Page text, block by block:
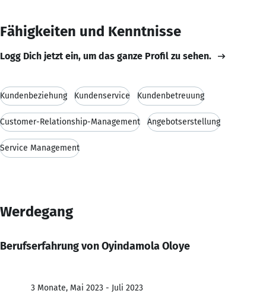
Fähigkeiten und Kenntnisse
Logg Dich jetzt ein, um das ganze Profil zu sehen.
Kundenbeziehung Kundenservice Kundenbetreuung
Customer-Relationship-Management Angebotserstellung
Service Management
Werdegang
Berufserfahrung von Oyindamola Oloye
3 Monate, Mai 2023 - Juli 2023